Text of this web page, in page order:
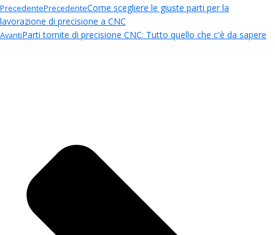
PrecedentePrecedenteCome scegliere le giuste parti per la
lavorazione di precisione a CNC
AvantiParti tornite di precisione CNC: Tutto quello che c'è da sapere